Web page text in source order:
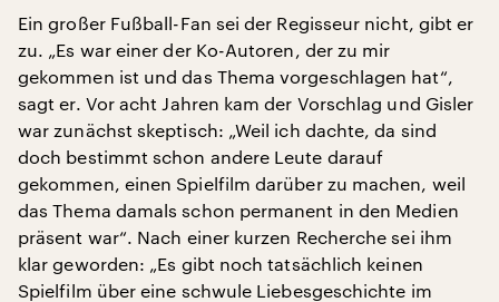
Ein großer Fußball-Fan sei der Regisseur nicht, gibt er
zu. „Es war einer der Ko-Autoren, der zu mir
gekommen ist und das Thema vorgeschlagen hat“,
sagt er. Vor acht Jahren kam der Vorschlag und Gisler
war zunächst skeptisch: „Weil ich dachte, da sind
doch bestimmt schon andere Leute darauf
gekommen, einen Spielfilm darüber zu machen, weil
das Thema damals schon permanent in den Medien
präsent war“. Nach einer kurzen Recherche sei ihm
klar geworden: „Es gibt noch tatsächlich keinen
Spielfilm über eine schwule Liebesgeschichte im